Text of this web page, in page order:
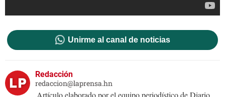
Unirme al canal de noticias
Redacción
redaccion@laprensa.hn
Artículo elaborado por el equipo periodístico de Diario